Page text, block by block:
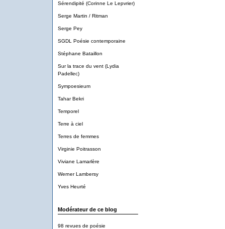
Sérendipité (Corinne Le Lepvrier)
Serge Martin / Ritman
Serge Pey
SGDL Poésie contemporaine
Stéphane Bataillon
Sur la trace du vent (Lydia
Padellec)
Sympoesieum
Tahar Bekri
Temporel
Terre à ciel
Terres de femmes
Virginie Poitrasson
Viviane Lamarlère
Werner Lambersy
Yves Heurté
Modérateur de ce blog
98 revues de poésie